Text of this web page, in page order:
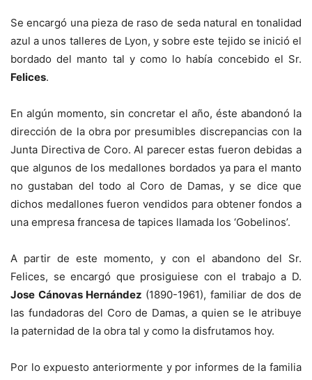
Se encargó una pieza de raso de seda natural en tonalidad
azul a unos talleres de Lyon, y sobre este tejido se inició el
bordado del manto tal y como lo había concebido el Sr.
Felices.
En algún momento, sin concretar el año, éste abandonó la
dirección de la obra por presumibles discrepancias con la
Junta Directiva de Coro. Al parecer estas fueron debidas a
que algunos de los medallones bordados ya para el manto
no gustaban del todo al Coro de Damas, y se dice que
dichos medallones fueron vendidos para obtener fondos a
una empresa francesa de tapices llamada los ‘Gobelinos’.
A partir de este momento, y con el abandono del Sr.
Felices, se encargó que prosiguiese con el trabajo a D.
Jose Cánovas Hernández (1890-1961), familiar de dos de
las fundadoras del Coro de Damas, a quien se le atribuye
la paternidad de la obra tal y como la disfrutamos hoy.
Por lo expuesto anteriormente y por informes de la familia